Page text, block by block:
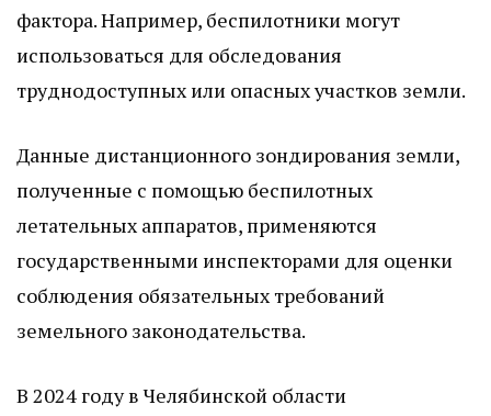
фактора. Например, беспилотники могут
использоваться для обследования
труднодоступных или опасных участков земли.
Данные дистанционного зондирования земли,
полученные с помощью беспилотных
летательных аппаратов, применяются
государственными инспекторами для оценки
соблюдения обязательных требований
земельного законодательства.
В 2024 году в Челябинской области